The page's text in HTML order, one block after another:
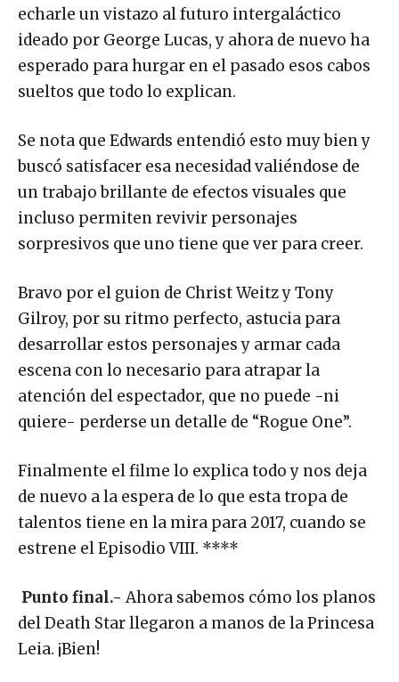
echarle un vistazo al futuro intergaláctico
ideado por George Lucas, y ahora de nuevo ha
esperado para hurgar en el pasado esos cabos
sueltos que todo lo explican.
Se nota que Edwards entendió esto muy bien y
buscó satisfacer esa necesidad valiéndose de
un trabajo brillante de efectos visuales que
incluso permiten revivir personajes
sorpresivos que uno tiene que ver para creer.
Bravo por el guion de Christ Weitz y Tony
Gilroy, por su ritmo perfecto, astucia para
desarrollar estos personajes y armar cada
escena con lo necesario para atrapar la
atención del espectador, que no puede -ni
quiere- perderse un detalle de “Rogue One”.
Finalmente el filme lo explica todo y nos deja
de nuevo a la espera de lo que esta tropa de
talentos tiene en la mira para 2017, cuando se
estrene el Episodio VIII. ****
Punto final.- Ahora sabemos cómo los planos
del Death Star llegaron a manos de la Princesa
Leia. ¡Bien!